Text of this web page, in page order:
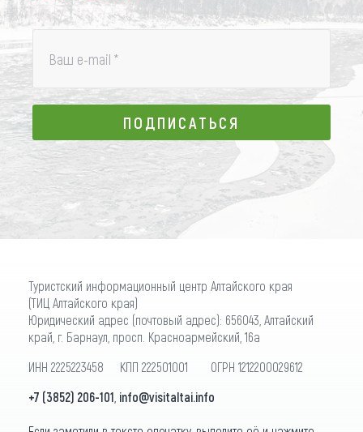
Ваш e-mail *
ПОДПИСАТЬСЯ
ПОДПИСАТЬСЯ
Туристский информационный центр Алтайского края
(ТИЦ Алтайского края)
Юридический адрес (почтовый адрес): 656043, Алтайский
край, г. Барнаул, просп. Красноармейский, 16а
ИНН 2225223458 КПП 222501001 ОГРН 1212200029612
+7 (3852) 206-101 info@visitaltai.info